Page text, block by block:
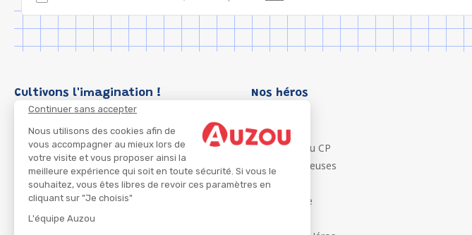
Continuer sans accepter
Nous utilisons des cookies afin de
vous accompagner au mieux lors de
votre visite et vous proposer ainsi la
meilleure expérience qui soit en toute sécurité. Si vous le
souhaitez, vous êtes libres de revoir ces paramètres en
cliquant sur "Je choisis"
L'équipe Auzou
Cultivons l'imagination ! Nos héros
P'tit Loup
Les Héros du CP
Les Influenceuses
Migali
Petite Taupe